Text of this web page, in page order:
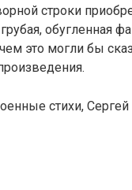
строки
обугленная
это могли бы
стихи,